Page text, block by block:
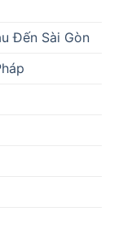
Đến Sài Gòn